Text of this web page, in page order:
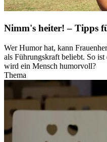
Nimm's heiter! – Tipps
Wer Humor hat, kann
als Führungskraft beliebt. So
wird ein Mensch humorvoll?
Thema